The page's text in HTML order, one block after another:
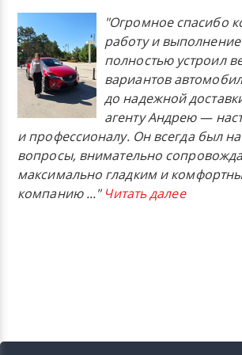
"Огромное спасибо
работу и
полностью устроил
вариантов
до надежной
агенту Андрею —
и профессионалу. Он всегда был
вопросы, внимательно
максимально гладким и
компанию..." Читать далее